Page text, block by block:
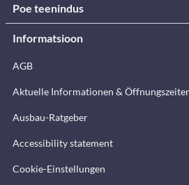
Poe teenindus
Informatsioon
AGB
Aktuelle Informationen &
Ausbau-Ratgeber
Accessibility statement
Cookie-Einstellungen